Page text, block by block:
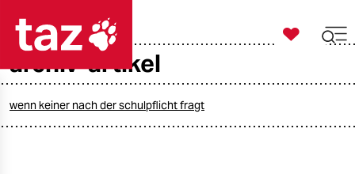
taz zahl ich

taz zahl ich
archiv-artikel
wenn keiner nach der schulpflicht fragt